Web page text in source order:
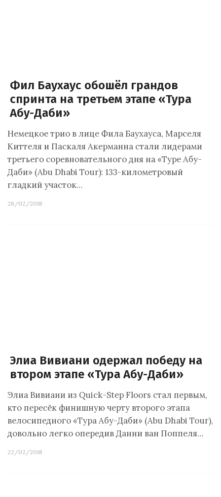
Фил Баухаус обошёл грандов
спринта на третьем этапе «Тура
Абу-Даби»
Немецкое трио в лице Фила Баухауса, Марселя
Киттеля и Паскаля Акерманна стали лидерами
третьего соревновательного дня на «Туре Абу-
Даби» (Abu Dhabi Tour): 133-километровый
гладкий участок…
26/02/2018
Элиа Вивиани одержал победу на
втором этапе «Тура Абу-Даби»
Элиа Вивиани из Quick-Step Floors стал первым,
кто пересёк финишную черту второго этапа
велосипедного «Тура Абу-Даби» (Abu Dhabi Tour),
довольно легко опередив Данни ван Поппеля…
22/02/2018